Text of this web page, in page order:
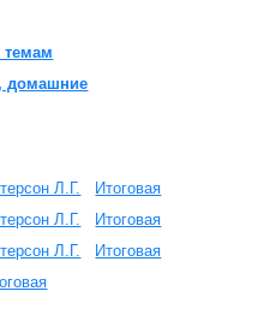
темам
домашние
Л.Г.
Итоговая
Л.Г.
Итоговая
Л.Г.
Итоговая